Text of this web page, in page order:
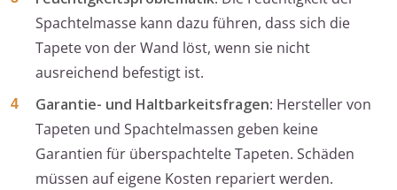
Spachtelmasse kann dazu führen, dass sich die
Tapete von der Wand löst, wenn sie nicht
ausreichend befestigt ist.
Garantie- und Haltbarkeitsfragen: Hersteller von
Tapeten und Spachtelmassen geben keine
Garantien für überspachtelte Tapeten. Schäden
müssen auf eigene Kosten repariert werden.